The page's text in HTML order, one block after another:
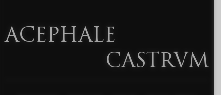
ACEPHALE
CASTRVM